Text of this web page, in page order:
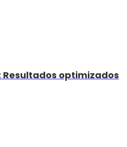
Resultados optimizados